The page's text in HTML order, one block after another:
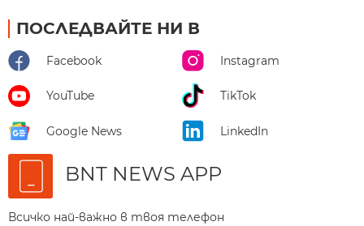
ПОСЛЕДВАЙТЕ НИ В
Facebook Instagram
YouTube TikTok
Google News LinkedIn
BNT NEWS APP
Всичко най-важно в твоя телефон